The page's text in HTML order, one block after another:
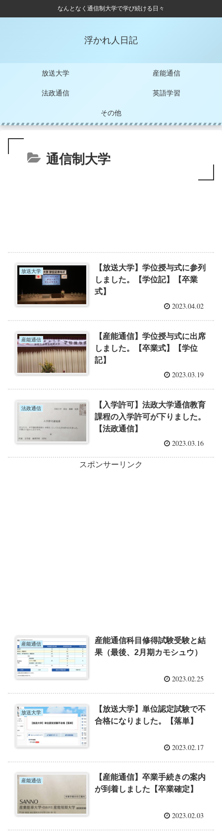
なんとなく通信制大学で学び続ける日々
浮かれ人日記
放送大学 産能通信
法政通信 英語学習
その他
通信制大学
放送大学
【放送大学】学位授与式に参列
しました。【学位記】【卒業
式】
2023.04.02
産能通信
【産能通信】学位授与式に出席
しました。【卒業式】【学位
記】
2023.03.19
法政通信
【入学許可】法政大学通信教育
課程の入学許可が下りました。
【法政通信】
2023.03.16
スポンサーリンク
産能通信
産能通信科目修得試験受験と結
果（最後、2月期カモシュウ）
2023.02.25
放送大学
【放送大学】単位認定試験で不
合格になりました。【落単】
2023.02.17
産能通信
【産能通信】卒業手続きの案内
が到着しました【卒業確定】
2023.02.03